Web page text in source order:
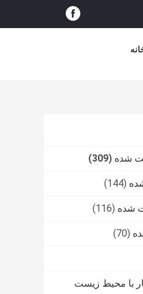
شده (309)
(144)
شده (116)
(70)
با محیط زیست